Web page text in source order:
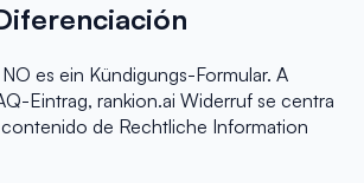
es ein Kündigungs-Formular. A
Eintrag, rankion.ai Widerruf se centra
de Rechtliche Information